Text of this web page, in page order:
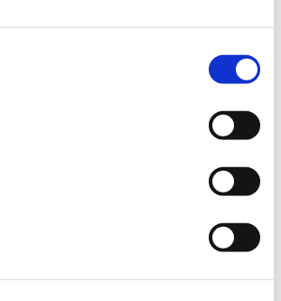
je snellere levertijden, kortere
productkwaliteit en grotere
wat leidt tot betere
op het verbeteren van team
efficiëntie.
Geïnteresseerd in het